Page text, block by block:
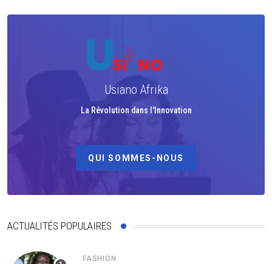
Usiano Afrika
La Révolution dans l'Innovation
QUI SOMMES-NOUS
ACTUALITÉS POPULAIRES
FASHION